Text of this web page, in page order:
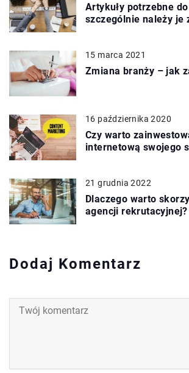
Artykuły potrzebne
szczególnie należy je
15 marca 2021
Zmiana branży – jak
16 października 2020
Czy warto
internetową swojego
21 grudnia 2022
Dlaczego warto
agencji rekrutacyjnej?
Dodaj Komentarz